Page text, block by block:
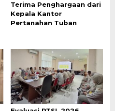
Terima Penghargaan dari
Kepala Kantor
Pertanahan Tuban